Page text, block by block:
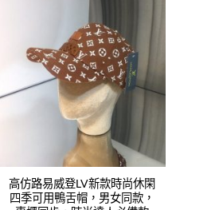
Add to
wishlist
高仿路易威登LV新款時尚休閑
四季可用鴨舌帽，男女同款，